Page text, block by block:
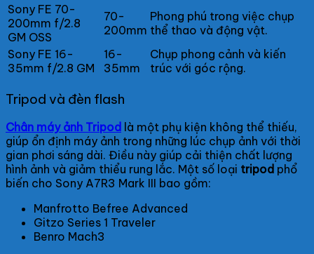
Sony FE 70-
200mm f/2.8
GM OSS
70-
200mm
Phong phú trong việc chụp
thể thao và động vật.
Sony FE 16-
35mm f/2.8 GM
16-
35mm
Chụp phong cảnh và kiến
trúc với góc rộng.
Tripod và đèn flash
Chân máy ảnh Tripod là một phụ kiện không thể thiếu,
giúp ổn định máy ảnh trong những lúc chụp ảnh với thời
gian phơi sáng dài. Điều này giúp cải thiện chất lượng
hình ảnh và giảm thiểu rung lắc. Một số loại tripod phổ
biến cho Sony A7R3 Mark III bao gồm:
Manfrotto Befree Advanced
Gitzo Series 1 Traveler
Benro Mach3